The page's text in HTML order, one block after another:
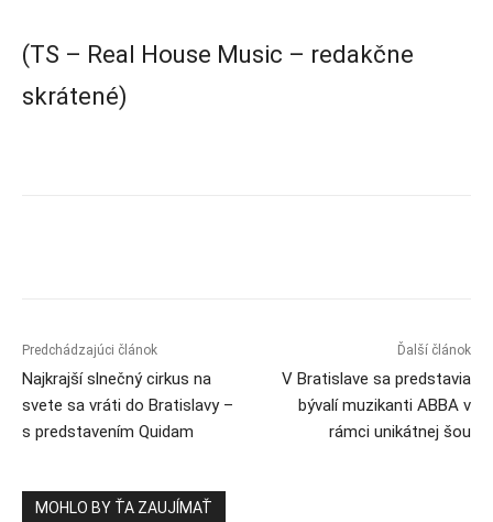
(TS – Real House Music – redakčne
skrátené)
Predchádzajúci článok
Najkrajší slnečný cirkus na
svete sa vráti do Bratislavy –
s predstavením Quidam
Ďalší článok
V Bratislave sa predstavia
bývalí muzikanti ABBA v
rámci unikátnej šou
MOHLO BY ŤA ZAUJÍMAŤ